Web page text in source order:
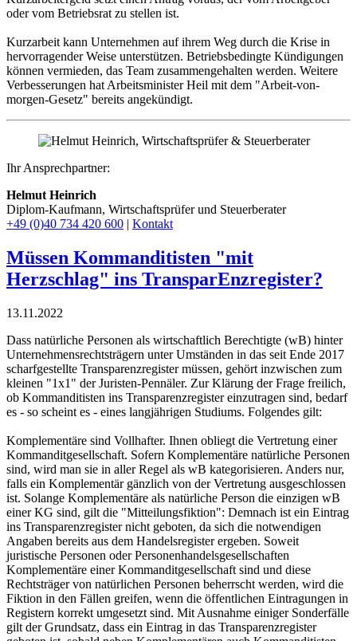
oder vom Betriebsrat zu stellen ist.
Kurzarbeit kann Unternehmen auf ihrem Weg durch die Krise in
hervorragender Weise unterstützen. Betriebsbedingte Kündigungen
können vermieden, das Team zusammengehalten werden. Weitere
Verbesserungen hat Arbeitsminister Heil mit dem "Arbeit-von-
morgen-Gesetz" bereits angekündigt.
Ihr Ansprechpartner:
Helmut Heinrich
Diplom-Kaufmann, Wirtschaftsprüfer ​und Steuerberater
+49 (0)40 734 420 600 | Kontakt
Müssen Kommanditisten "mit
Herzschlag" ins TransparEnzregister?
13.11.2022
Dass natürliche Personen als wirtschaftlich Berechtigte (wB) hinter
Unternehmensrechtsträgern unter Umständen in das seit Ende 2017
scharfgestellte Transparenzregister müssen, gehört inzwischen zum
kleinen "1x1" der Juristen-Pennäler. Zur Klärung der Frage freilich,
ob Kommanditisten ins Transparenzregister einzutragen sind, bedarf
es - so scheint es - eines langjährigen Studiums. Folgendes gilt:
Komplementäre sind Vollhafter. Ihnen obliegt die Vertretung einer
Kommanditgesellschaft. Sofern Komplementäre natürliche Personen
sind, wird man sie in aller Regel als wB kategorisieren. Anders nur,
falls ein Komplementär gänzlich von der Vertretung ausgeschlossen
ist. Solange Komplementäre als natürliche Person die einzigen wB
einer KG sind, gilt die "Mitteilungsfiktion": Demnach ist ein Eintrag
ins Transparenzregister nicht geboten, da sich die notwendigen
Angaben bereits aus dem Handelsregister ergeben. Soweit
juristische Personen oder Personenhandelsgesellschaften
Komplementäre einer Kommanditgesellschaft sind und diese
Rechtsträger von natürlichen Personen beherrscht werden, wird die
Fiktion in den Fällen greifen, wenn die öffentlichen Eintragungen in
Registern korrekt umgesetzt sind. Mit Ausnahme einiger Sonderfälle
gilt der Grundsatz, dass ein Eintrag in das Transparenzregister